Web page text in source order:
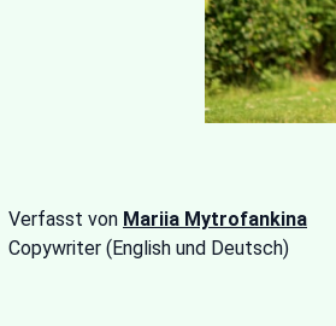
Verfasst von Mariia Mytrofankina
Copywriter (English und Deutsch)